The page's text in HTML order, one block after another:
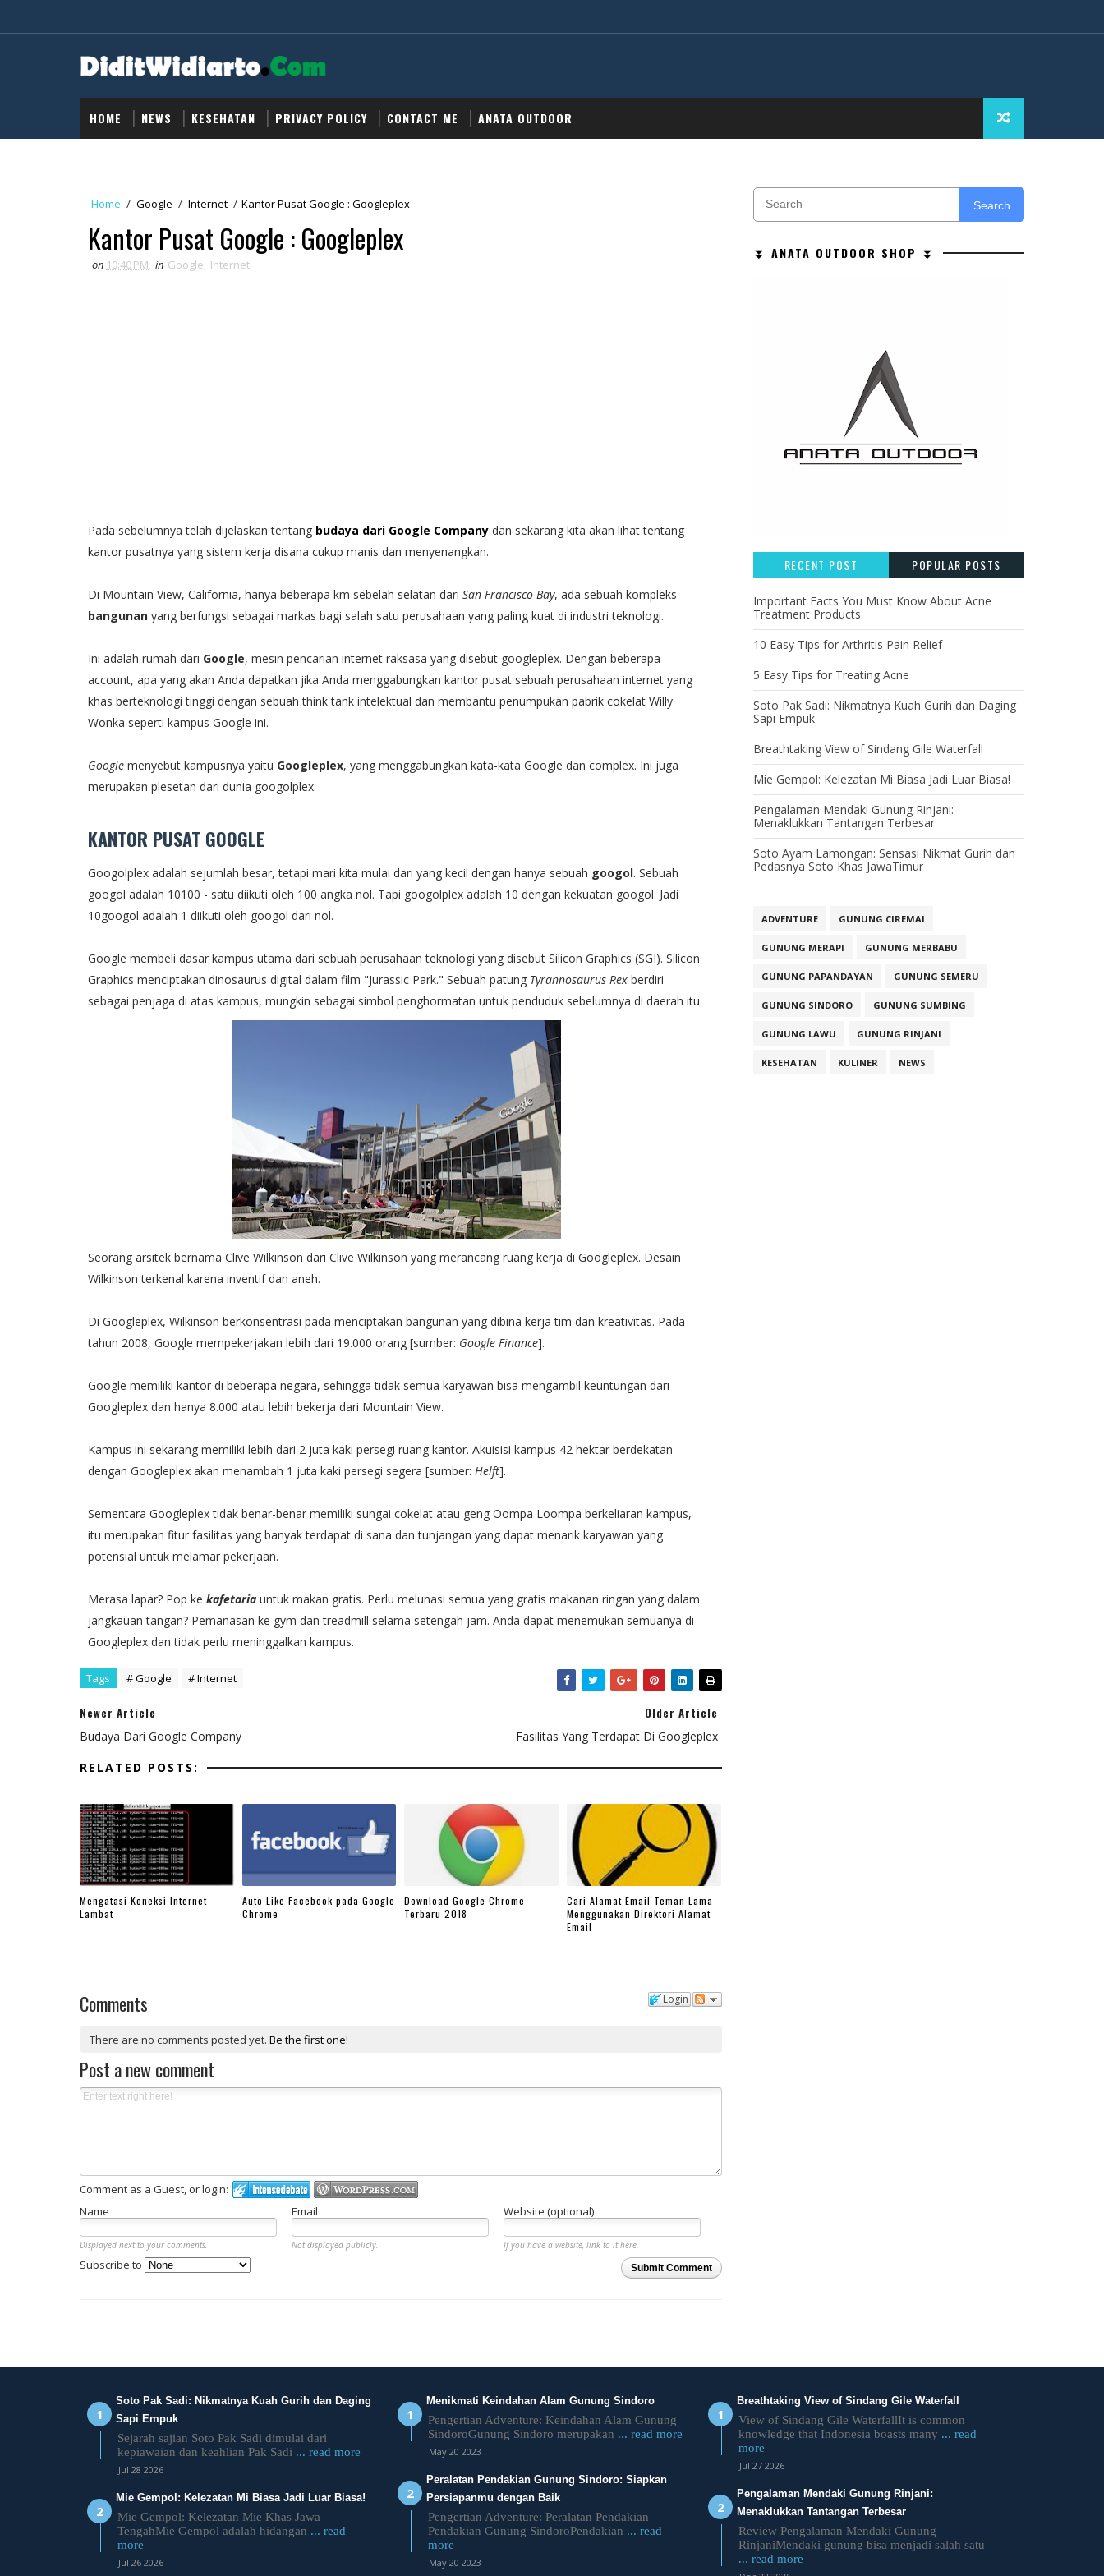
HOME NEWS KESEHATAN PRIVACY POLICY CONTACT ME ANATA OUTDOOR
Home / Google / Internet / Kantor Pusat Google : Googleplex
Kantor Pusat Google : Googleplex
on 10:40 PM in Google, Internet
Pada sebelumnya telah dijelaskan tentang budaya dari Google Company dan sekarang kita akan lihat tentang
kantor pusatnya yang sistem kerja disana cukup manis dan menyenangkan.
Di Mountain View, California, hanya beberapa km sebelah selatan dari San Francisco Bay, ada sebuah kompleks
bangunan yang berfungsi sebagai markas bagi salah satu perusahaan yang paling kuat di industri teknologi.
Ini adalah rumah dari Google, mesin pencarian internet raksasa yang disebut googleplex. Dengan beberapa
account, apa yang akan Anda dapatkan jika Anda menggabungkan kantor pusat sebuah perusahaan internet yang
khas berteknologi tinggi dengan sebuah think tank intelektual dan membantu penumpukan pabrik cokelat Willy
Wonka seperti kampus Google ini.
Google menyebut kampusnya yaitu Googleplex, yang menggabungkan kata-kata Google dan complex. Ini juga
merupakan plesetan dari dunia googolplex.
KANTOR PUSAT GOOGLE
Googolplex adalah sejumlah besar, tetapi mari kita mulai dari yang kecil dengan hanya sebuah googol. Sebuah
googol adalah 10100 - satu diikuti oleh 100 angka nol. Tapi googolplex adalah 10 dengan kekuatan googol. Jadi
10googol adalah 1 diikuti oleh googol dari nol.
Google membeli dasar kampus utama dari sebuah perusahaan teknologi yang disebut Silicon Graphics (SGI). Silicon
Graphics menciptakan dinosaurus digital dalam film "Jurassic Park." Sebuah patung Tyrannosaurus Rex berdiri
sebagai penjaga di atas kampus, mungkin sebagai simbol penghormatan untuk penduduk sebelumnya di daerah itu.
Seorang arsitek bernama Clive Wilkinson dari Clive Wilkinson yang merancang ruang kerja di Googleplex. Desain
Wilkinson terkenal karena inventif dan aneh.
Di Googleplex, Wilkinson berkonsentrasi pada menciptakan bangunan yang dibina kerja tim dan kreativitas. Pada
tahun 2008, Google mempekerjakan lebih dari 19.000 orang [sumber: Google Finance].
Google memiliki kantor di beberapa negara, sehingga tidak semua karyawan bisa mengambil keuntungan dari
Googleplex dan hanya 8.000 atau lebih bekerja dari Mountain View.
Kampus ini sekarang memiliki lebih dari 2 juta kaki persegi ruang kantor. Akuisisi kampus 42 hektar berdekatan
dengan Googleplex akan menambah 1 juta kaki persegi segera [sumber: Helft].
Sementara Googleplex tidak benar-benar memiliki sungai cokelat atau geng Oompa Loompa berkeliaran kampus,
itu merupakan fitur fasilitas yang banyak terdapat di sana dan tunjangan yang dapat menarik karyawan yang
potensial untuk melamar pekerjaan.
Merasa lapar? Pop ke kafetaria untuk makan gratis. Perlu melunasi semua yang gratis makanan ringan yang dalam
jangkauan tangan? Pemanasan ke gym dan treadmill selama setengah jam. Anda dapat menemukan semuanya di
Googleplex dan tidak perlu meninggalkan kampus.
Tags # Google # Internet
Newer Article
Budaya Dari Google Company
Older Article
Fasilitas Yang Terdapat Di Googleplex
RELATED POSTS:
Mengatasi Koneksi Internet
Lambat
Auto Like Facebook pada Google
Chrome
Download Google Chrome
Terbaru 2018
Cari Alamat Email Teman Lama
Menggunakan Direktori Alamat
Email
Login
Comments
There are no comments posted yet. Be the first one!
Post a new comment
Comment as a Guest, or login:
Name
Email Website (optional)
Displayed next to your comments. Not displayed publicly.
If you have a website, link to it here.
Submit Comment
Subscribe to
Search
⏬ ANATA OUTDOOR SHOP ⏬
RECENT POST POPULAR POSTS
Important Facts You Must Know About Acne
Treatment Products
10 Easy Tips for Arthritis Pain Relief
5 Easy Tips for Treating Acne
Soto Pak Sadi: Nikmatnya Kuah Gurih dan Daging
Sapi Empuk
Breathtaking View of Sindang Gile Waterfall
Mie Gempol: Kelezatan Mi Biasa Jadi Luar Biasa!
Pengalaman Mendaki Gunung Rinjani:
Menaklukkan Tantangan Terbesar
Soto Ayam Lamongan: Sensasi Nikmat Gurih dan
Pedasnya Soto Khas JawaTimur
ADVENTURE GUNUNG CIREMAI
GUNUNG MERAPI GUNUNG MERBABU
GUNUNG PAPANDAYAN GUNUNG SEMERU
GUNUNG SINDORO GUNUNG SUMBING
GUNUNG LAWU GUNUNG RINJANI
KESEHATAN KULINER NEWS
Soto Pak Sadi: Nikmatnya Kuah Gurih dan Daging
Sapi Empuk
Sejarah sajian Soto Pak Sadi dimulai dari
kepiawaian dan keahlian Pak Sadi ... read more
Jul 28 2026
Mie Gempol: Kelezatan Mi Biasa Jadi Luar Biasa!
Mie Gempol: Kelezatan Mie Khas Jawa
TengahMie Gempol adalah hidangan ... read
more
Jul 26 2026
Menikmati Keindahan Alam Gunung Sindoro
Pengertian Adventure: Keindahan Alam Gunung
SindoroGunung Sindoro merupakan ... read more
May 20 2023
Peralatan Pendakian Gunung Sindoro: Siapkan
Persiapanmu dengan Baik
Pengertian Adventure: Peralatan Pendakian
Pendakian Gunung SindoroPendakian ... read
more
May 20 2023
Breathtaking View of Sindang Gile Waterfall
View of Sindang Gile WaterfallIt is common
knowledge that Indonesia boasts many ... read
more
Jul 27 2026
Pengalaman Mendaki Gunung Rinjani:
Menaklukkan Tantangan Terbesar
Review Pengalaman Mendaki Gunung
RinjaniMendaki gunung bisa menjadi salah satu
... read more